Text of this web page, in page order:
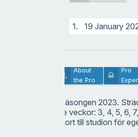
1. 19 January
About
the Pro
Pro
Vinterträning inför säsongen 2023.
veckor och följande veckor: 3, 4, 5, 6,
så ingår ett 10klippkort till studion för